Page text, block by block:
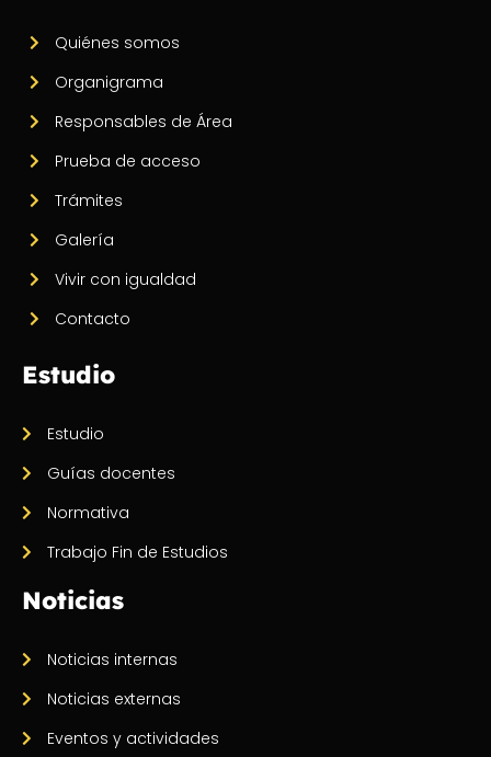
Quiénes somos
Organigrama
Responsables de Área
Prueba de acceso
Trámites
Galería
Vivir con igualdad
Contacto
Estudio
Estudio
Guías docentes
Normativa
Trabajo Fin de Estudios
Noticias
Noticias internas
Noticias externas
Eventos y actividades